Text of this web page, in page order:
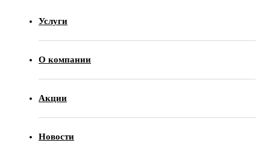
Услуги
О компании
Акции
Новости